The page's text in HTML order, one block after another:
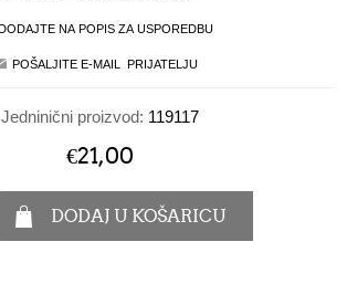
Jedninični proizvod: 119117
€21,00